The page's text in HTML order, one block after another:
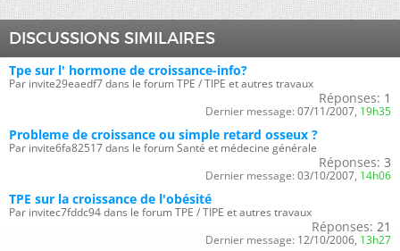
DISCUSSIONS SIMILAIRES
Tpe sur l' hormone de croissance-info?
Par invite29eaedf7 dans le forum TPE / TIPE et autres travaux
Réponses: 1
Dernier message: 07/11/2007, 19h35
Probleme de croissance ou simple retard osseux ?
Par invite6fa82517 dans le forum Santé et médecine générale
Réponses: 3
Dernier message: 03/10/2007, 14h06
TPE sur la croissance de l'obésité
Par invitec7fddc94 dans le forum TPE / TIPE et autres travaux
Réponses: 21
Dernier message: 12/10/2006, 13h27